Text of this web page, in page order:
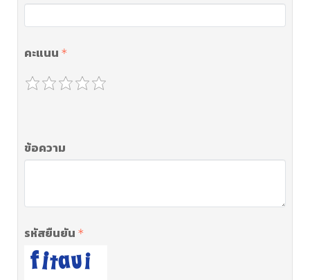
คะแนน
ข้อความ
รหัสยืนยัน